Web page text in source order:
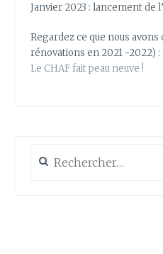
Janvier 2023 : lancement de
Regardez ce que nous
rénovations en 2021 -2022) :
Le CHAF fait peau neuve !